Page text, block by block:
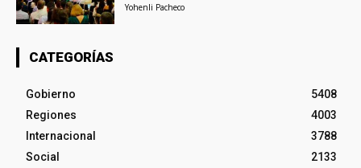
Yohenli Pacheco
CATEGORÍAS
Gobierno
5408
Regiones
4003
Internacional
3788
Social
2133